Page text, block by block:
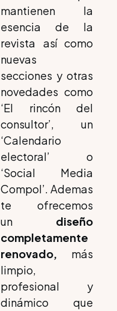
mantienen la
esencia de la
revista así como
nuevas
secciones y otras
novedades como
‘El rincón del
consultor’, un
‘Calendario
electoral’ o
‘Social Media
Compol’. Ademas
te ofrecemos
un diseño
completamente
renovado, más
limpio,
profesional y
dinámico que